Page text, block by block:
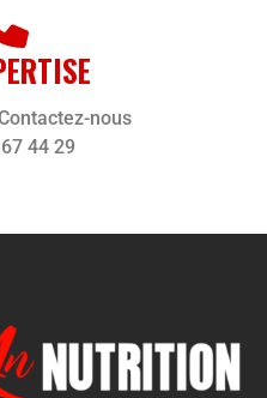
nous
44 29